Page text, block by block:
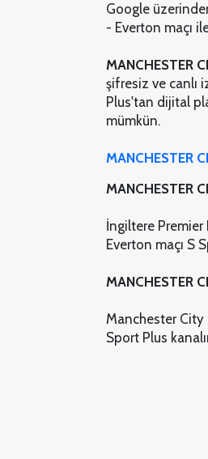
Google
- Everton maçı
MANCHESTER
şifresiz ve canlı
Plus'tan dijital
mümkün.
MANCHESTER
MANCHESTER
İngiltere Premier
Everton maçı S
MANCHESTER
Manchester City
Sport Plus